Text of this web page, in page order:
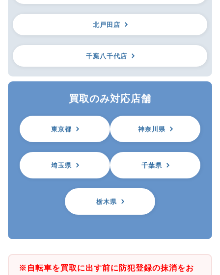
北戸田店
千葉八千代店
買取のみ対応店舗
東京都 神奈川県
埼玉県 千葉県
栃木県
※自転車を買取に出す前に防犯登録の抹消をお